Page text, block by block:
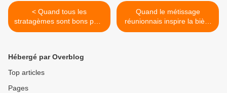
< Quand tous les
stratagèmes sont bons pour
obtenir des galettes...
Quand le métissage
réunionnais inspire la bière
Dodo... >
Hébergé par Overblog
Top articles
Pages